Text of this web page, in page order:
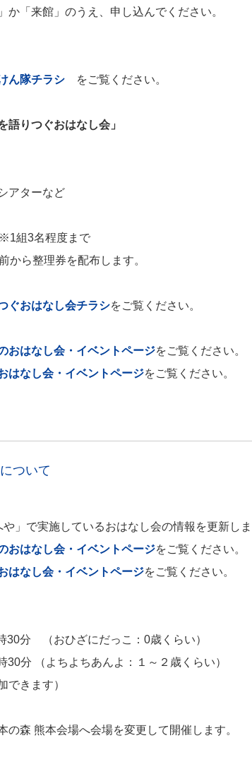
「来館」のうえ、申し込んでください。
ん隊チラシ をご覧ください。
語りつぐおはなし会」
アターなど
組3名程度まで
から整理券を配布します。
ぐおはなし会チラシをご覧ください。
おはなし会・イベントページをご覧ください。
はなし会・イベントページをご覧ください。
ついて
」で実施しているおはなし会の情報を更新しま
おはなし会・イベントページをご覧ください。
はなし会・イベントページをご覧ください。
分 （おひざにだっこ：0歳くらい）
分 （よちよちあんよ：１～２歳くらい）
きます）
の森 熊本会場へ会場を変更して開催します。